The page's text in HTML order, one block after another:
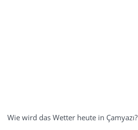
Wie wird das Wetter heute in Çamyazı?